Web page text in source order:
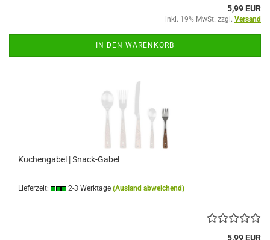
5,99 EUR
inkl. 19% MwSt. zzgl. Versand
IN DEN WARENKORB
Kuchengabel | Snack-Gabel
Lieferzeit: 2-3 Werktage (Ausland abweichend)
5,99 EUR